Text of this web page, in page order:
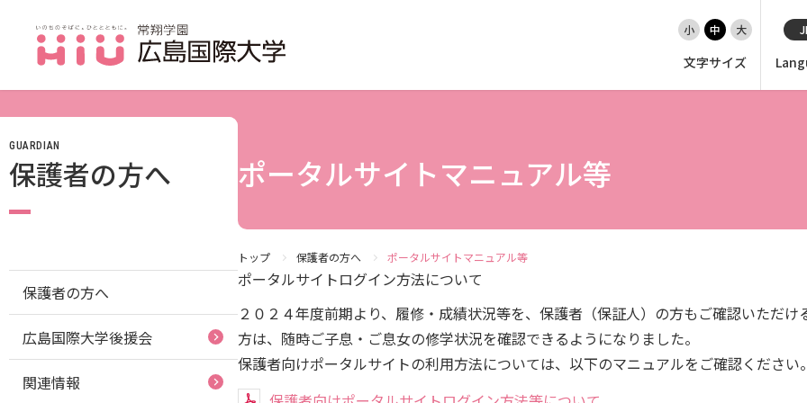
受験生の方
卒業生の方
保護者の方
採用担当の方
大学紹介
学部
大学院・専攻科
JP（日本語）
文字サイズ
小 中 大
トップ 保護者の方へ ポータルサイトマニュアル等
ポータルサイトマニュアル等
ポータルサイトログイン方法について
２０２４年度前期より、履修・成績状況等を、保護者（保証人）の方もご確認いただ
方は、随時ご子息・ご息女の修学状況を確認できるようになりました。
保護者向けポータルサイトの利用方法については、以下のマニュアルをご確認ください
GUARDIAN
保護者の方へ
保護者の方へ
広島国際大学後援会
関連情報